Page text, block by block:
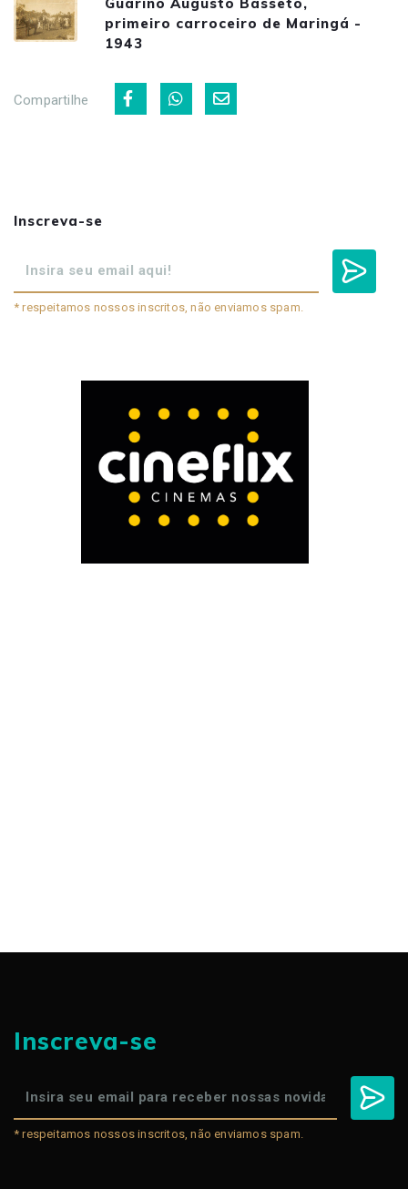
primeiro carroceiro de Maringá -
1943
Compartilhe
Inscreva-se
* respeitamos nossos inscritos, não enviamos spam.
Inscreva-se
* respeitamos nossos inscritos, não enviamos spam.